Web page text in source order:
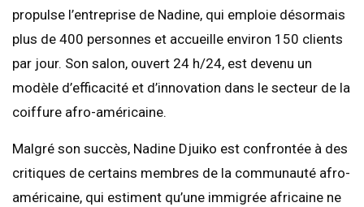
propulse l’entreprise de Nadine, qui emploie désormais
plus de 400 personnes et accueille environ 150 clients
par jour. Son salon, ouvert 24 h/24, est devenu un
modèle d’efficacité et d’innovation dans le secteur de la
coiffure afro-américaine.
Malgré son succès, Nadine Djuiko est confrontée à des
critiques de certains membres de la communauté afro-
américaine, qui estiment qu’une immigrée africaine ne